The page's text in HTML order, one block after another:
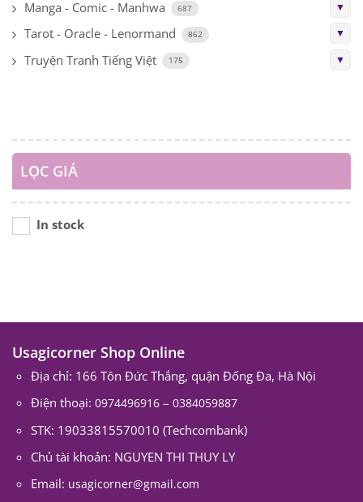
▼
Manga - Comic - Manhwa 687
▼
Tarot - Oracle - Lenormand 862
▼
Truyện Tranh Tiếng Việt 175
LỌC GIÁ
In stock
Usagicorner Shop Online
Địa chỉ: 166 Tôn Đức Thắng, quận Đống Đa, Hà Nội
Điện thoại: 0974496916 – 0384059887
STK: 19033815570010 (Techcombank)
Chủ tài khoản: NGUYEN THI THUY LY
Email: usagicorner@gmail.com